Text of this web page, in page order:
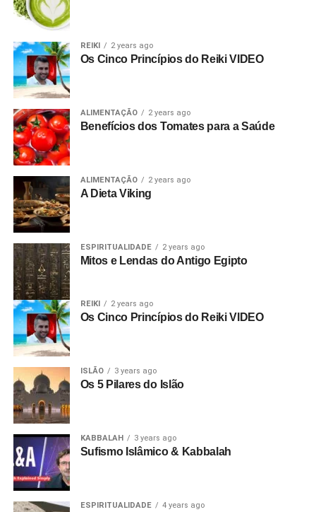
REIKI 2 years ago
Os Cinco Princípios do Reiki VIDEO
ALIMENTAÇÃO 2 years ago
Benefícios dos Tomates para a Saúde
ALIMENTAÇÃO 2 years ago
A Dieta Viking
ESPIRITUALIDADE 2 years ago
Mitos e Lendas do Antigo Egipto
REIKI 2 years ago
Os Cinco Princípios do Reiki VIDEO
ISLÃO 3 years ago
Os 5 Pilares do Islão
KABBALAH 3 years ago
Sufismo Islâmico & Kabbalah
ESPIRITUALIDADE 4 years ago